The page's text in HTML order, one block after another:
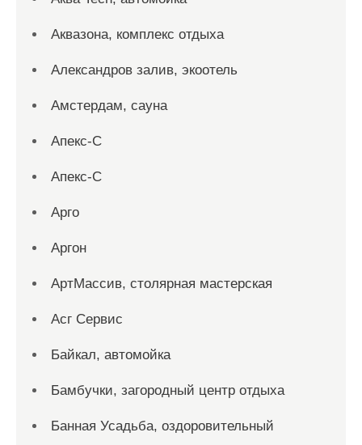
Аквазона, комплекс отдыха
Александров залив, экоотель
Амстердам, сауна
Апекс-С
Апекс-С
Арго
Аргон
АртМассив, столярная мастерская
Асг Сервис
Байкал, автомойка
Бамбучки, загородный центр отдыха
Банная Усадьба, оздоровительный